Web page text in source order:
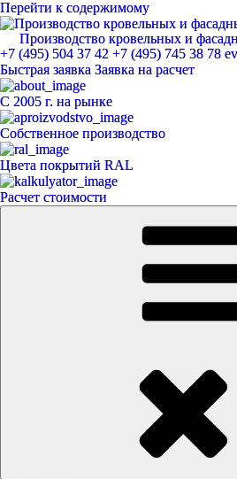
Перейти к содержимому
Производство кровельных и
ЕвроМет
+7 (495) 504 37 42 +7 (495) 745 38 78
Быстрая заявка Заявка на расчет
С 2005 г. на рынке
Собственное производство
Цвета покрытий RAL
Расчет стоимости